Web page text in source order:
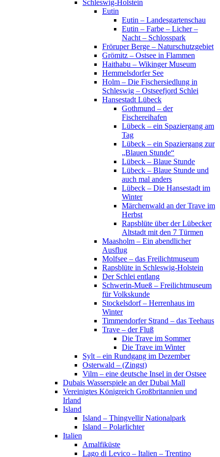
Schleswig-Holstein
Eutin
Eutin – Landesgartenschau
Eutin – Farbe – Licher –
Nacht – Schlosspark
Fröruper Berge – Naturschutzgebiet
Grömitz – Ostsee in Flammen
Haithabu – Wikinger Museum
Hemmelsdorfer See
Holm – Die Fischersiedlung in
Schleswig – Ostseefjord Schlei
Hansestadt Lübeck
Gothmund – der
Fischereihafen
Lübeck – ein Spaziergang am
Tag
Lübeck – ein Spaziergang zur
„Blauen Stunde“
Lübeck – Blaue Stunde
Lübeck – Blaue Stunde und
auch mal anders
Lübeck – Die Hansestadt im
Winter
Märchenwald an der Trave im
Herbst
Rapsblüte über der Lübecker
Altstadt mit den 7 Türmen
Maasholm – Ein abendlicher
Ausflug
Molfsee – das Freilichtmuseum
Rapsblüte in Schleswig-Holstein
Der Schlei entlang
Schwerin-Mueß – Freilichtmuseum
für Volkskunde
Stockelsdorf – Herrenhaus im
Winter
Timmendorfer Strand – das Teehaus
Trave – der Fluß
Die Trave im Sommer
Die Trave im Winter
Sylt – ein Rundgang im Dezember
Osterwald – (Zingst)
Vilm – eine deutsche Insel in der Ostsee
Dubais Wasserspiele an der Dubai Mall
Vereinigtes Königreich Großbritannien und
Irland
Island
Island – Thingvellir Nationalpark
Island – Polarlichter
Italien
Amalfiküste
Lago di Levico – Italien – Trentino